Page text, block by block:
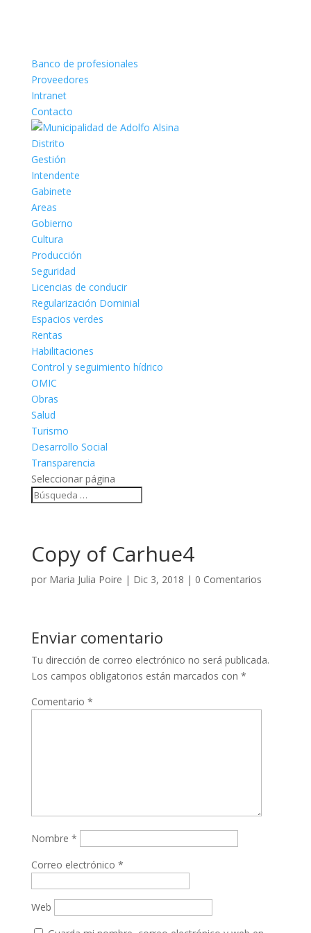
Banco de profesionales
Proveedores
Intranet
Contacto
Distrito
Gestión
Intendente
Gabinete
Areas
Gobierno
Cultura
Producción
Seguridad
Licencias de conducir
Regularización Dominial
Espacios verdes
Rentas
Habilitaciones
Control y seguimiento hídrico
OMIC
Obras
Salud
Turismo
Desarrollo Social
Transparencia
Seleccionar página
Copy of Carhue4
por Maria Julia Poire | Dic 3, 2018 | 0 Comentarios
Enviar comentario
Tu dirección de correo electrónico no será publicada.
Los campos obligatorios están marcados con *
Comentario *
Nombre *
Correo electrónico *
Web